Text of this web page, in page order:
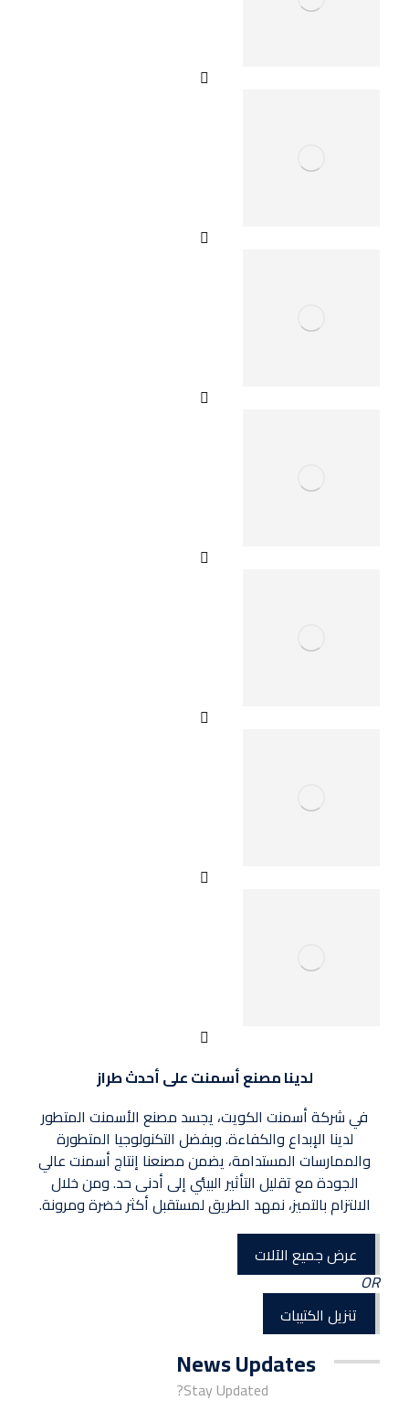
لدينا مصنع أسمنت على أحدث طراز
في شركة أسمنت الكويت، يجسد مصنع الأسمنت المتطور
لدينا الإبداع والكفاءة. وبفضل التكنولوجيا المتطورة
والممارسات المستدامة، يضمن مصنعنا إنتاج أسمنت عالي
الجودة مع تقليل التأثير البيئي إلى أدنى حد. ومن خلال
الالتزام بالتميز، نمهد الطريق لمستقبل أكثر خضرة ومرونة.
عرض جميع الآلات
OR
تنزيل الكتيبات
News Updates
Stay Updated?